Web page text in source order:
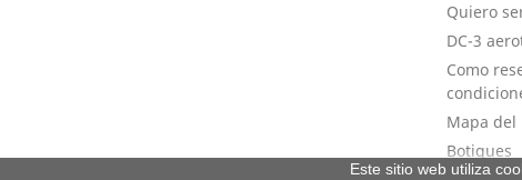
Quiero
DC-3
Como
Mapa del
Botigues
Este sitio web utiliza